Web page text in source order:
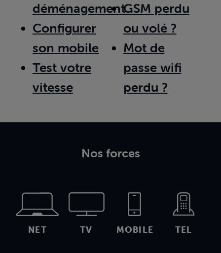
déménagement
Configurer
son mobile
Test votre
vitesse
GSM perdu
ou volé ?
Mot de
passe wifi
perdu ?
Nos forces
NET TV MOBILE TEL